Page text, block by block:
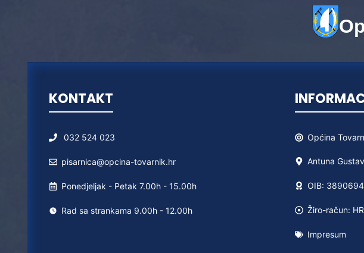
KONTAKT
032 524 023
pisarnica@opcina-tovarnik.hr
Ponedjeljak - Petak 7.00h - 15.00h
Rad sa strankama 9.00h - 12.00h
Općina
Antuna
OIB:
Žiro-račun:
Impresum